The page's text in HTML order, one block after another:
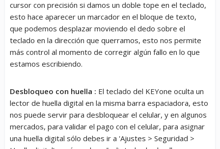
cursor con precisión si damos un doble tope en el teclado,
esto hace aparecer un marcador en el bloque de texto,
que podemos desplazar moviendo el dedo sobre el
teclado en la dirección que querramos, esto nos permite
más control al momento de corregir algún fallo en lo que
estamos escribiendo.
Desbloqueo con huella : El teclado del KEYone oculta un
lector de huella digital en la misma barra espaciadora, esto
nos puede servir para desbloquear el celular, y en algunos
mercados, para validar el pago con el celular, para asignar
una huella digital sólo debes ir a 'Ajustes > Seguridad >